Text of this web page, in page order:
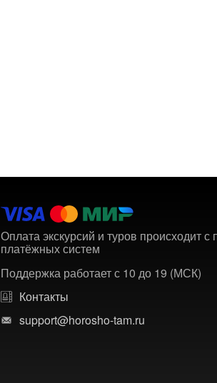
Оплата экскурсий и туров происходит
платёжных систем
Поддержка работает с 10 до 19 (МСК)
Контакты
support@horosho-tam.ru